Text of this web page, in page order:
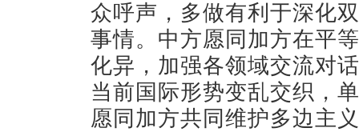
众呼声，多做有利于深化
事情。中方愿同加方在平
化异，加强各领域交流对
当前国际形势变乱交织，
愿同加方共同维护多边主